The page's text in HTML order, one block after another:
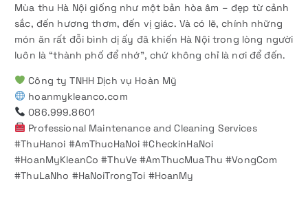
Mùa thu Hà Nội giống như một bản hòa âm – đẹp từ cảnh
sắc, đến hương thơm, đến vị giác. Và có lẽ, chính những
món ăn rất đỗi bình dị ấy đã khiến Hà Nội trong lòng người
luôn là “thành phố để nhớ”, chứ không chỉ là nơi để đến.
Công ty TNHH Dịch vụ Hoàn Mỹ
hoanmykleanco.com
086.999.8601
Professional Maintenance and Cleaning Services
#ThuHanoi #AmThucHaNoi #CheckinHaNoi
#HoanMyKleanCo #ThuVe #AmThucMuaThu #VongCom
#ThuLaNho #HaNoiTrongToi #HoanMy